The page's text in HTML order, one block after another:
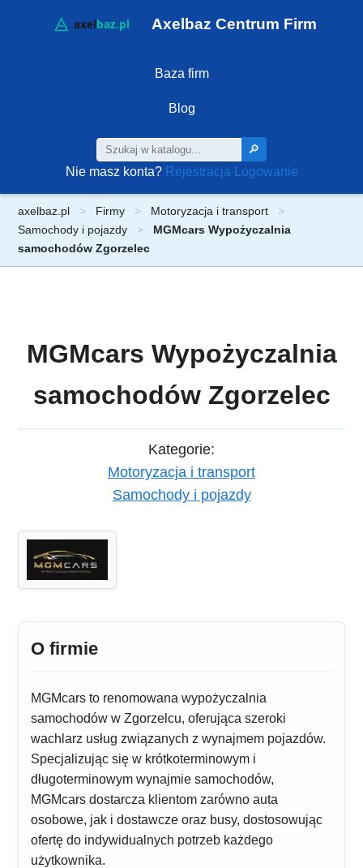
Axelbaz Centrum Firm
Baza firm
Blog
🔎
Nie masz konta? Rejestracja Logowanie
axelbaz.pl Firmy
Motoryzacja i transport
Samochody i pojazdy
MGMcars Wypożyczalnia
samochodów Zgorzelec
MGMcars Wypożyczalnia
samochodów Zgorzelec
Kategorie:
Motoryzacja i transport
Samochody i pojazdy
O firmie
MGMcars to renomowana wypożyczalnia
samochodów w Zgorzelcu, oferująca szeroki
wachlarz usług związanych z wynajmem pojazdów.
Specjalizując się w krótkoterminowym i
długoterminowym wynajmie samochodów,
MGMcars dostarcza klientom zarówno auta
osobowe, jak i dostawcze oraz busy, dostosowując
ofertę do indywidualnych potrzeb każdego
użytkownika.